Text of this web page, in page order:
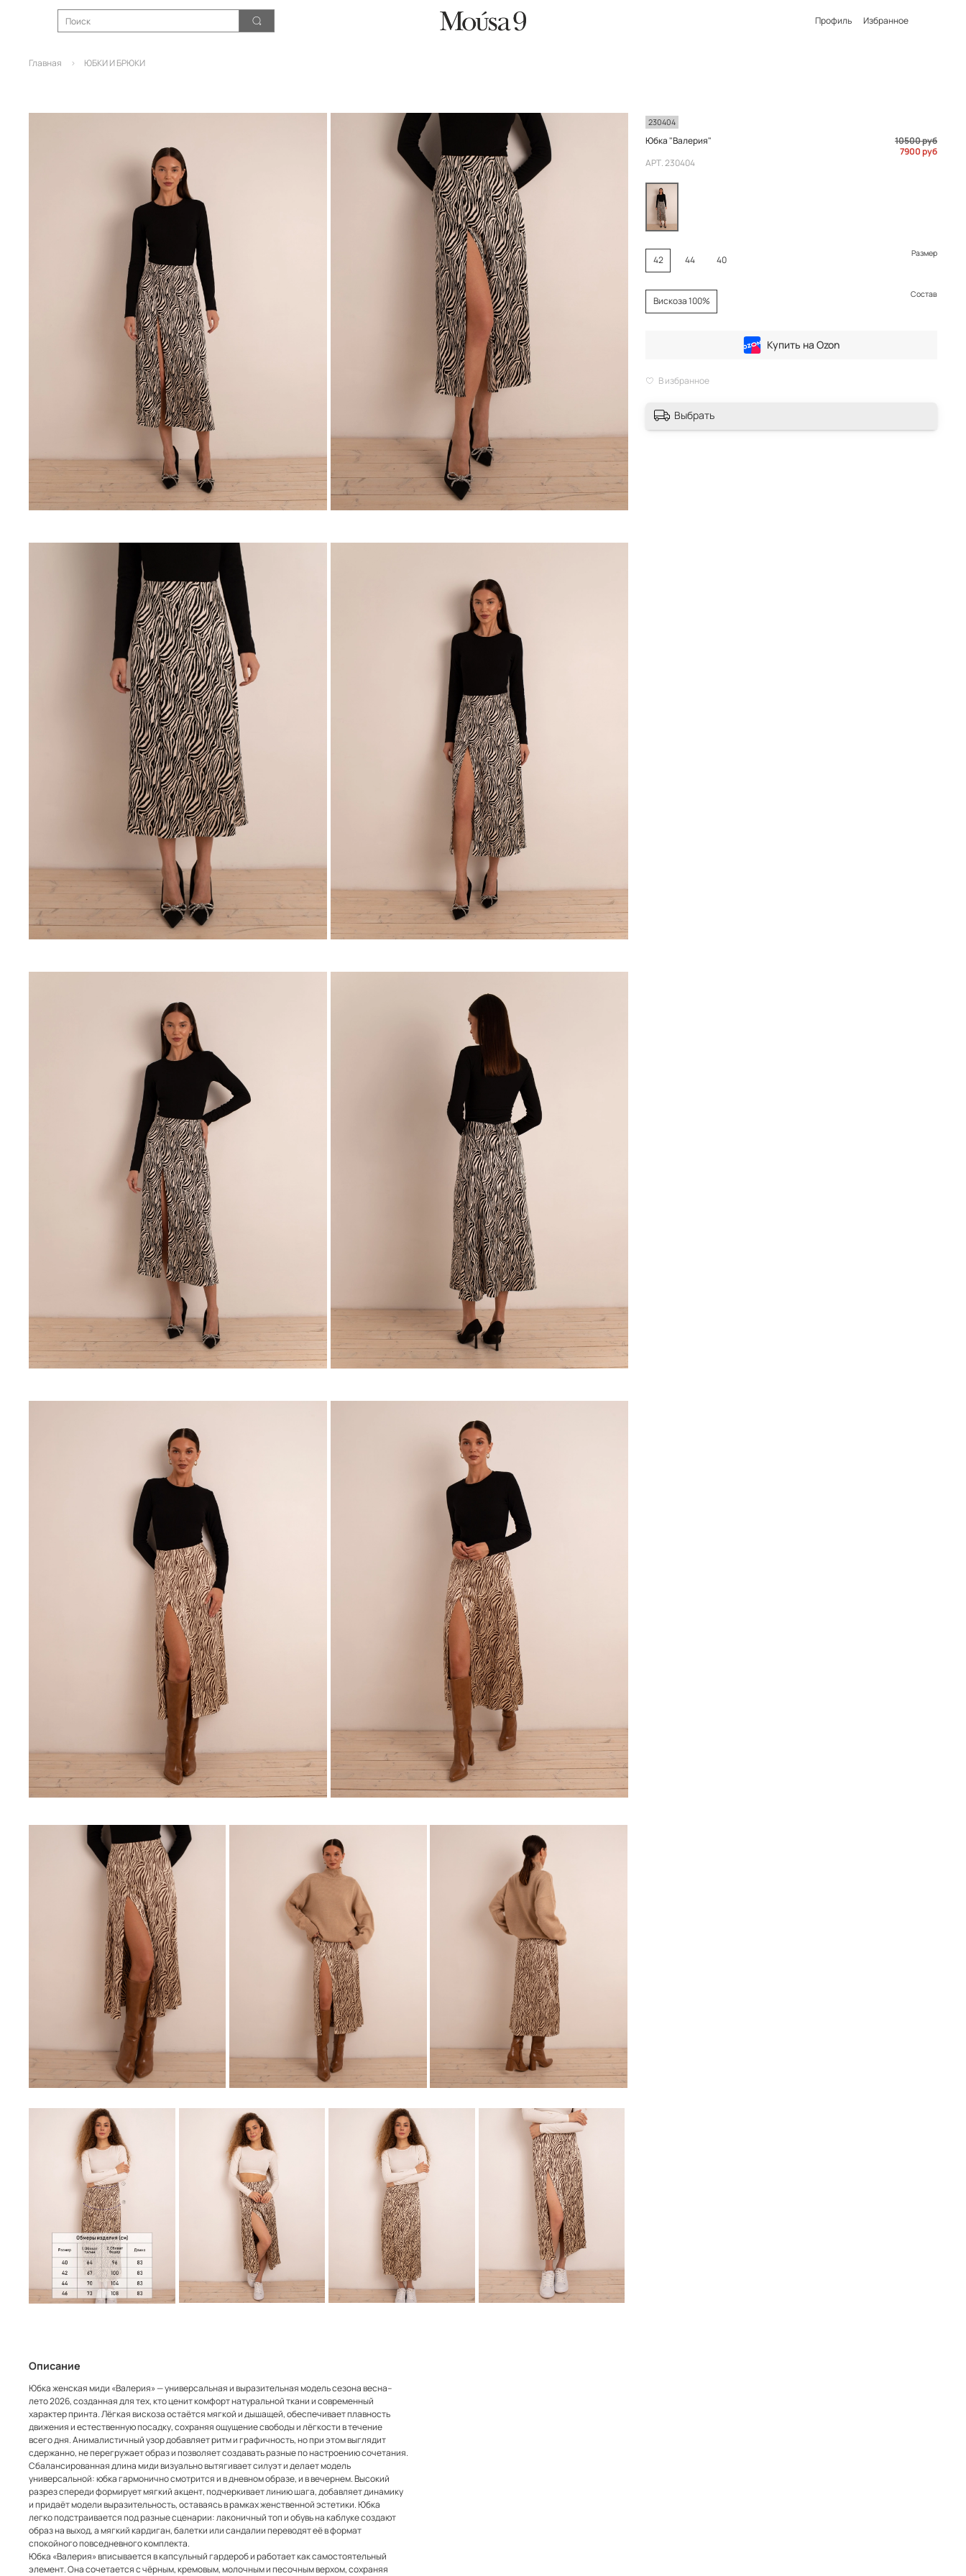
Профиль Избранное
Главная ЮБКИ И БРЮКИ
230404
Юбка "Валерия"
10500 руб
7900 руб
АРТ.230404
Купить на Ozon
В избранное
Размер
42 44 40
Состав
Вискоза 100%
Выбрать
Описание
Юбка женская миди «Валерия» — универсальная и выразительная модель сезона весна–
лето 2026, созданная для тех, кто ценит комфорт натуральной ткани и современный
характер принта. Лёгкая вискоза остаётся мягкой и дышащей, обеспечивает плавность
движения и естественную посадку, сохраняя ощущение свободы и лёгкости в течение
всего дня. Анималистичный узор добавляет ритм и графичность, но при этом выглядит
сдержанно, не перегружает образ и позволяет создавать разные по настроению сочетания.
Сбалансированная длина миди визуально вытягивает силуэт и делает модель
универсальной: юбка гармонично смотрится и в дневном образе, и в вечернем. Высокий
разрез спереди формирует мягкий акцент, подчеркивает линию шага, добавляет динамику
и придаёт модели выразительность, оставаясь в рамках женственной эстетики. Юбка
легко подстраивается под разные сценарии: лаконичный топ и обувь на каблуке создают
образ на выход, а мягкий кардиган, балетки или сандалии переводят её в формат
спокойного повседневного комплекта.
Юбка «Валерия» вписывается в капсульный гардероб и работает как самостоятельный
элемент. Она сочетается с чёрным, кремовым, молочным и песочным верхом, сохраняя